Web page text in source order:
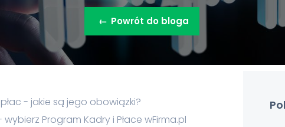
← Powrót do bloga
- jakie są jego obowiązki?
Program Kadry i Płace wFirma.pl